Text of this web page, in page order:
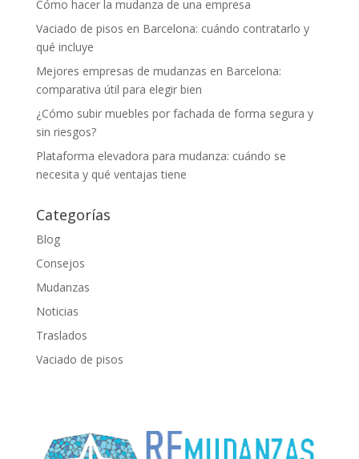
Cómo hacer la mudanza de una empresa
Vaciado de pisos en Barcelona: cuándo contratarlo y
qué incluye
Mejores empresas de mudanzas en Barcelona:
comparativa útil para elegir bien
¿Cómo subir muebles por fachada de forma segura y
sin riesgos?
Plataforma elevadora para mudanza: cuándo se
necesita y qué ventajas tiene
Categorías
Blog
Consejos
Mudanzas
Noticias
Traslados
Vaciado de pisos